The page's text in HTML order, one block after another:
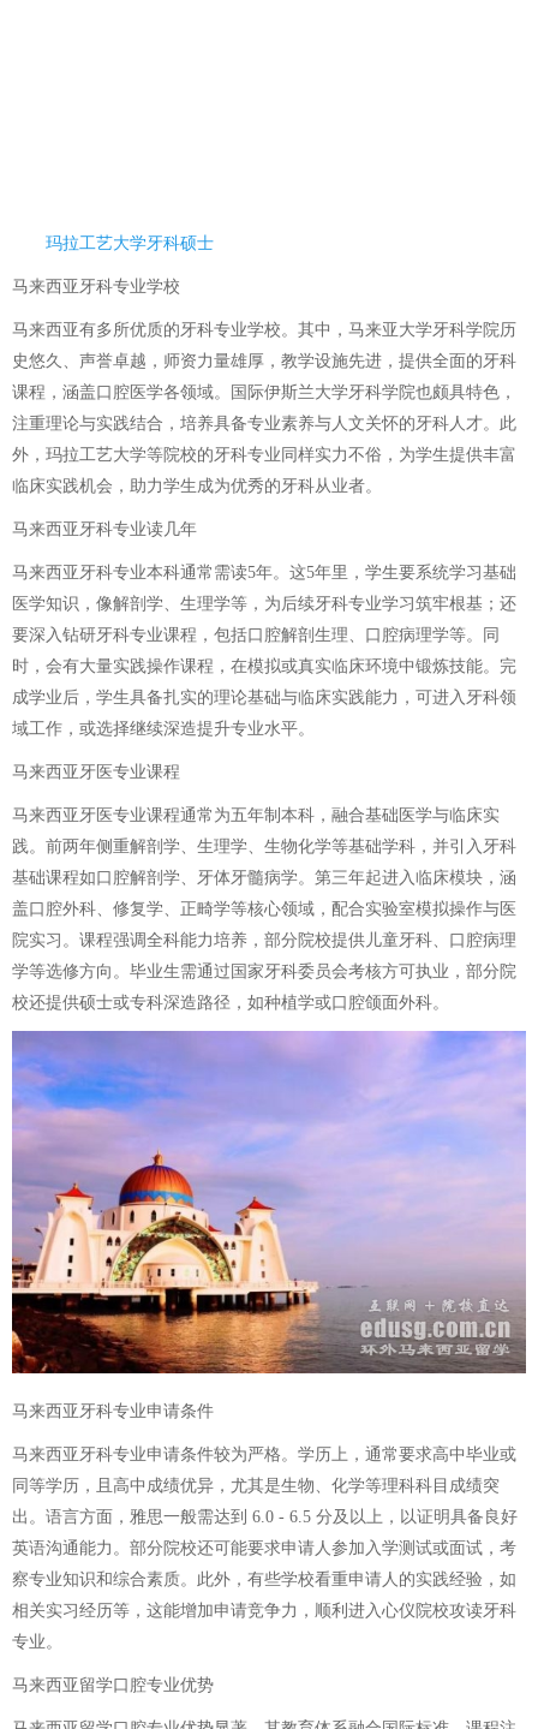
玛拉工艺大学牙科硕士
马来西亚牙科专业学校
马来西亚有多所优质的牙科专业学校。其中，马来亚大学牙科学院历
史悠久、声誉卓越，师资力量雄厚，教学设施先进，提供全面的牙科
课程，涵盖口腔医学各领域。国际伊斯兰大学牙科学院也颇具特色，
注重理论与实践结合，培养具备专业素养与人文关怀的牙科人才。此
外，玛拉工艺大学等院校的牙科专业同样实力不俗，为学生提供丰富
临床实践机会，助力学生成为优秀的牙科从业者。
马来西亚牙科专业读几年
马来西亚牙科专业本科通常需读5年。这5年里，学生要系统学习基础
医学知识，像解剖学、生理学等，为后续牙科专业学习筑牢根基；还
要深入钻研牙科专业课程，包括口腔解剖生理、口腔病理学等。同
时，会有大量实践操作课程，在模拟或真实临床环境中锻炼技能。完
成学业后，学生具备扎实的理论基础与临床实践能力，可进入牙科领
域工作，或选择继续深造提升专业水平。
马来西亚牙医专业课程
马来西亚牙医专业课程通常为五年制本科，融合基础医学与临床实
践。前两年侧重解剖学、生理学、生物化学等基础学科，并引入牙科
基础课程如口腔解剖学、牙体牙髓病学。第三年起进入临床模块，涵
盖口腔外科、修复学、正畸学等核心领域，配合实验室模拟操作与医
院实习。课程强调全科能力培养，部分院校提供儿童牙科、口腔病理
学等选修方向。毕业生需通过国家牙科委员会考核方可执业，部分院
校还提供硕士或专科深造路径，如种植学或口腔颌面外科。
马来西亚牙科专业申请条件
马来西亚牙科专业申请条件较为严格。学历上，通常要求高中毕业或
同等学历，且高中成绩优异，尤其是生物、化学等理科科目成绩突
出。语言方面，雅思一般需达到 6.0 - 6.5 分及以上，以证明具备良好
英语沟通能力。部分院校还可能要求申请人参加入学测试或面试，考
察专业知识和综合素质。此外，有些学校看重申请人的实践经验，如
相关实习经历等，这能增加申请竞争力，顺利进入心仪院校攻读牙科
专业。
马来西亚留学口腔专业优势